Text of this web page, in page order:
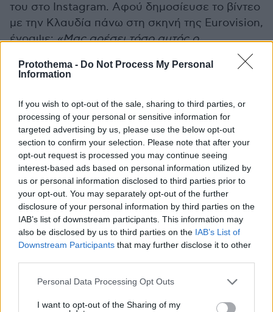
Protothema - Do Not Process My Personal
Information
If you wish to opt-out of the sale, sharing to third parties, or
processing of your personal or sensitive information for
targeted advertising by us, please use the below opt-out
section to confirm your selection. Please note that after your
opt-out request is processed you may continue seeing
interest-based ads based on personal information utilized by
us or personal information disclosed to third parties prior to
your opt-out. You may separately opt-out of the further
disclosure of your personal information by third parties on the
IAB’s list of downstream participants. This information may
also be disclosed by us to third parties on the IAB’s List of
Downstream Participants that may further disclose it to other
Please note that this website/app uses one or more Google
not limited to your visit or usage behaviour. You may click to
Personal Data Processing Opt Outs
I want to opt-out of the Sharing of my
του στο Instagram. Αφού δημοσίευσε το βίντεο
με την Κλαυδία πάνω στη σκηνή της Eurovision,
έγραψε:«Μας αρέσει τόσο αυτός ο
Κλαυδίας είναι απλά μαγευτική».
View this post on Instagram